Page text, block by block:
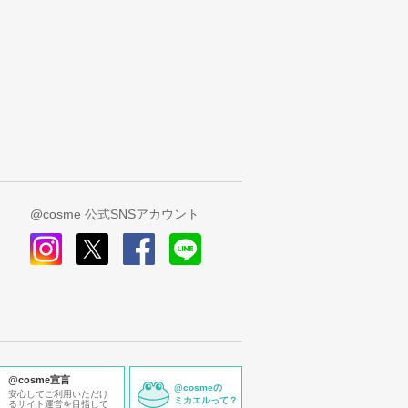
@cosme 公式SNSアカウント
@cosme宣言
安心してご利用いただけ
るサイト運営を目指して
@cosmeの
ミカエルって？